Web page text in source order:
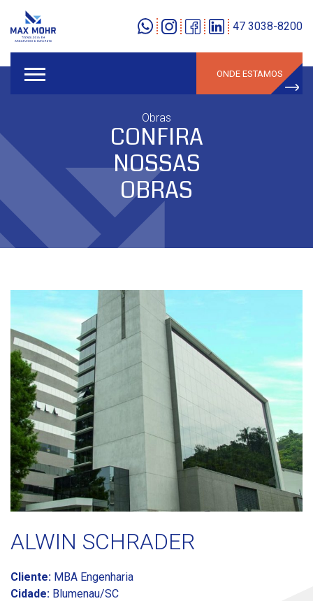
47 3038-8200
ONDE ESTAMOS
Obras
CONFIRA
NOSSAS
OBRAS
ALWIN SCHRADER
Cliente: MBA Engenharia
Cidade: Blumenau/SC